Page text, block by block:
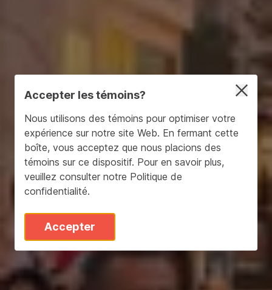
Accepter les témoins?
Nous utilisons des témoins pour optimiser votre
expérience sur notre site Web. En fermant cette
boîte, vous acceptez que nous placions des
témoins sur ce dispositif. Pour en savoir plus,
veuillez consulter notre Politique de
confidentialité.
Accepter